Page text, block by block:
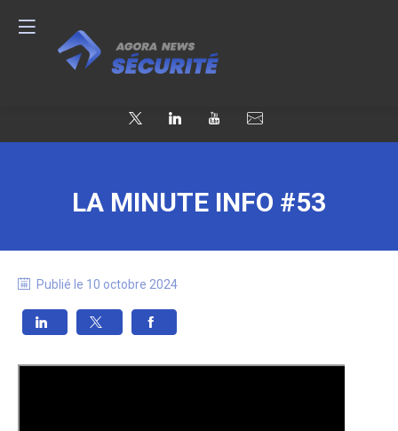
LA MINUTE INFO #53
Publié le 10 octobre 2024